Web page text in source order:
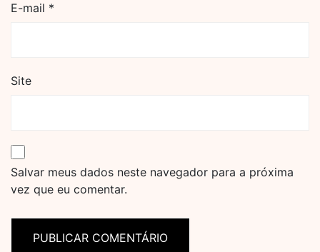
E-mail *
Site
Salvar meus dados neste navegador para a próxima
vez que eu comentar.